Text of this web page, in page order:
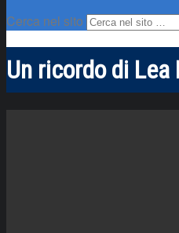
Cerca nel sito
Un ricordo di Lea